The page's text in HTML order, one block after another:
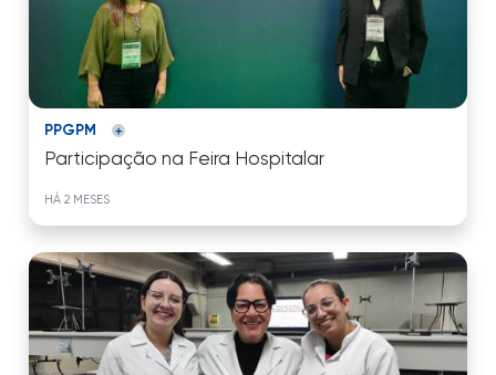
PPGPM
Participação na Feira Hospitalar
HÁ 2 MESES